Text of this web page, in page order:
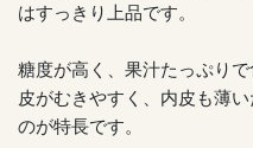
はすっきり上品です。
糖度が高く、果汁たっぷりで
皮がむきやすく、内皮も薄
のが特長です。